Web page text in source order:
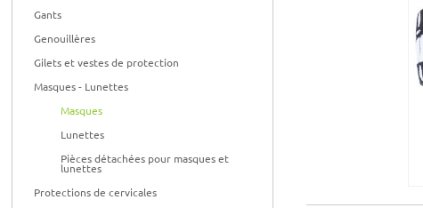
Gants
Genouillères
Gilets et vestes de protection
Masques - Lunettes
Masques
Lunettes
Pièces détachées pour masques et
lunettes
Protections de cervicales